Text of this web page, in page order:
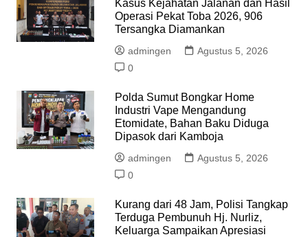
Kasus Kejahatan Jalanan dan Hasil
Operasi Pekat Toba 2026, 906
Tersangka Diamankan
admingen
Agustus 5, 2026
0
Polda Sumut Bongkar Home
Industri Vape Mengandung
Etomidate, Bahan Baku Diduga
Dipasok dari Kamboja
admingen
Agustus 5, 2026
0
Kurang dari 48 Jam, Polisi Tangkap
Terduga Pembunuh Hj. Nurliz,
Keluarga Sampaikan Apresiasi